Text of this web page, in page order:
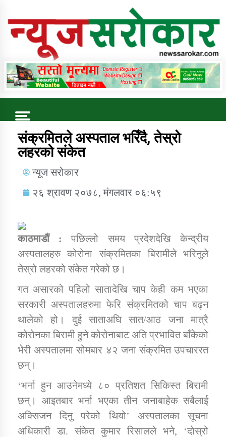
Online News Portal
Trending Now
कुषि बिकास कार्यालय जुम्ला सुचना सन्देश
डिभिजन कार्यालय जुम्लाको सुचना सन्देश
कर्णाली प्रविधि शिक्षालय जुम्लाको सुचना
संक्रमितले अस्पताल भरिँदै, तेस्रो
लहरको संकेत
न्यूज सरोकार
२६ श्रावण २०७८, मंगलवार ०६:५९
काठमाडौं :पछिल्लो समय प्रदेशदेखि केन्द्रीय
अस्पतालहरु कोरोना संक्रमितका बिरामीले भरिनुले
तेस्रो लहरको संकेत गरेको छ।
गत असारको पहिलो सातादेखि चाप केही कम भएका
सरकारी अस्पतालहरुमा फेरि संक्रमितको चाप बढ्न
थालेको हो। दुई साताअघि सात/आठ जना मात्रै
कोरोनका बिरामी हुने कोरोनाबाट अति प्रभावित बाँकेको
भेरी अस्पतालमा सोमबार ४२ जना संक्रमित उपचाररत
छन्।
‘भर्ना हुन आउनेमध्ये ८० प्रतिशत सिकिस्त बिरामी
छन्। आइतबार भर्ना भएका तीन जनाबाहेक सबैलाई
अक्सिजन दिनु परेको थियो’ अस्पतालका सूचना
अधिकारी डा. संकेत कुमार रिसालले भने, ‘दोस्रो